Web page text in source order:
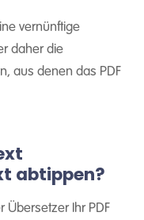
vernünftige
daher die
aus denen das PDF
abtippen?
Übersetzer Ihr PDF